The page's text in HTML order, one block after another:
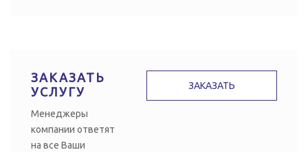
ЗАКАЗАТЬ
УСЛУГУ
Менеджеры
компании ответят
на все Ваши
ЗАКАЗАТЬ